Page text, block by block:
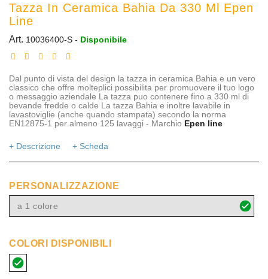
Tazza In Ceramica Bahia Da 330 Ml Epen
Line
Art. 10036400-S - Disponibile
Dal punto di vista del design la tazza in ceramica Bahia e un vero
classico che offre molteplici possibilita per promuovere il tuo logo
o messaggio aziendale La tazza puo contenere fino a 330 ml di
bevande fredde o calde La tazza Bahia e inoltre lavabile in
lavastoviglie (anche quando stampata) secondo la norma
EN12875-1 per almeno 125 lavaggi - Marchio Epen line
+ Descrizione + Scheda
PERSONALIZZAZIONE
a 1 colore
COLORI DISPONIBILI
bianco